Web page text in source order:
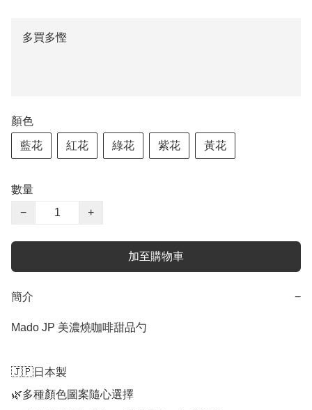
多買多慳
顏色
藍花 紅花 綠花 紫花 黃花
數量
−
+
加至購物車
簡介 −
Mado JP 美濃燒咖啡甜品勺
🇯🇵日本製
🌿多種顏色圖案隨心選擇